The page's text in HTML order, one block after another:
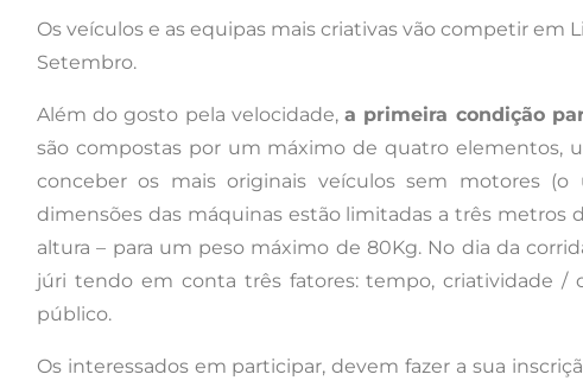
Os veículos e as equipas mais criativas vão competir em
Setembro.
Além do gosto pela velocidade,a primeira condição
são compostas por um máximo de quatro elementos,
conceber os mais originais veículos sem motores
dimensões das máquinas estão limitadas a três metros
altura – para um peso máximo de 80Kg. No dia da
júri tendo em conta três fatores: tempo, criatividade /
público.
Os interessados em participar, devem fazer a sua